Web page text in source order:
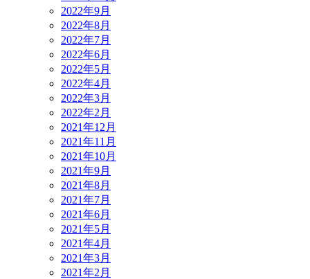
2022年9月
2022年8月
2022年7月
2022年6月
2022年5月
2022年4月
2022年3月
2022年2月
2021年12月
2021年11月
2021年10月
2021年9月
2021年8月
2021年7月
2021年6月
2021年5月
2021年4月
2021年3月
2021年2月